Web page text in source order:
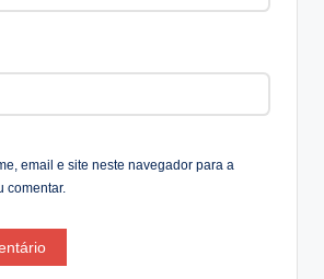
email e site neste navegador para a
comentar.